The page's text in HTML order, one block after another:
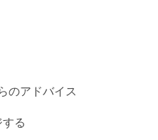
のアドバイス
る